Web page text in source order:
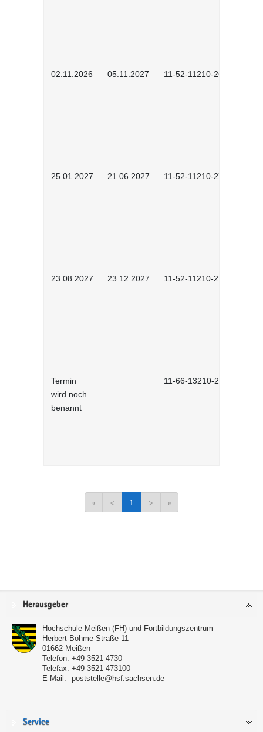
02.11.2026 05.11.2027 11-52-11210-2604
25.01.2027 21.06.2027 11-52-11210-2701
23.08.2027 23.12.2027 11-52-11210-2702
Termin
wird noch
benannt
11-66-13210-2701
« < 1 > »
Service
Herausgeber
Hochschule Meißen (FH) und Fortbildungszentrum
Herbert-Böhme-Straße 11
01662 Meißen
Telefon: +49 3521 4730
Telefax: +49 3521 473100
E-Mail:
poststelle@hsf.sachsen.de
Service